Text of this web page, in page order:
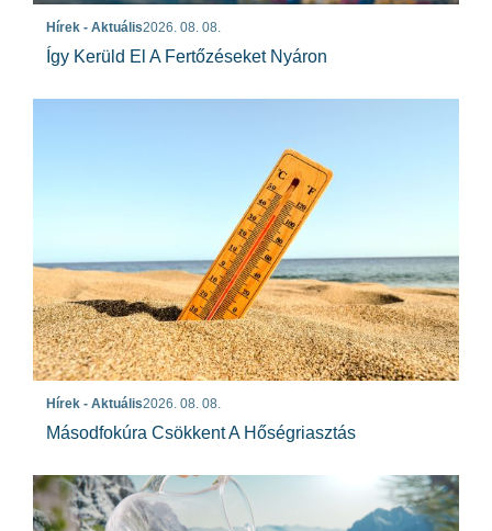
Hírek - Aktuális2026. 08. 08.
Így Kerüld El A Fertőzéseket Nyáron
Hírek - Aktuális2026. 08. 08.
Másodfokúra Csökkent A Hőségriasztás